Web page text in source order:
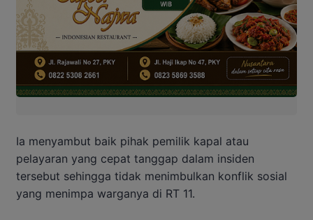
Ia menyambut baik pihak pemilik kapal atau
pelayaran yang cepat tanggap dalam insiden
tersebut sehingga tidak menimbulkan konflik sosial
yang menimpa warganya di RT 11.